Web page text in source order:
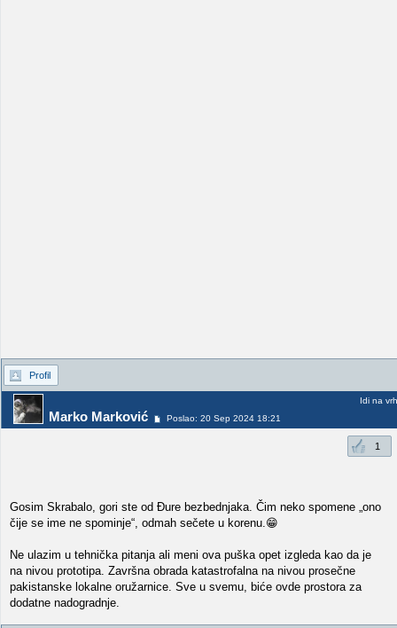
Profil
Marko Marković Poslao: 20 Sep 2024 18:21
Idi na vrh
1
Gosim Skrabalo, gori ste od Đure bezbednjaka. Čim neko spomene „ono
čije se ime ne spominje“, odmah sečete u korenu.😁
Ne ulazim u tehnička pitanja ali meni ova puška opet izgleda kao da je
na nivou prototipa. Završna obrada katastrofalna na nivou prosečne
pakistanske lokalne oružarnice. Sve u svemu, biće ovde prostora za
dodatne nadogradnje.